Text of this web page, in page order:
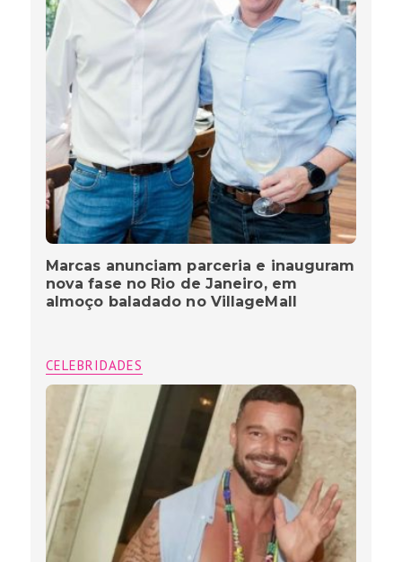
Marcas anunciam parceria e inauguram
nova fase no Rio de Janeiro, em
almoço baladado no VillageMall
CELEBRIDADES